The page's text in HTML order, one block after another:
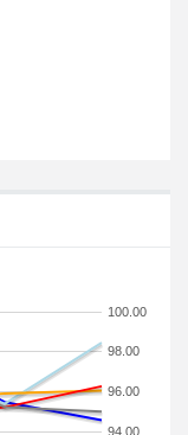
94.00
96.00
98.00
100.00